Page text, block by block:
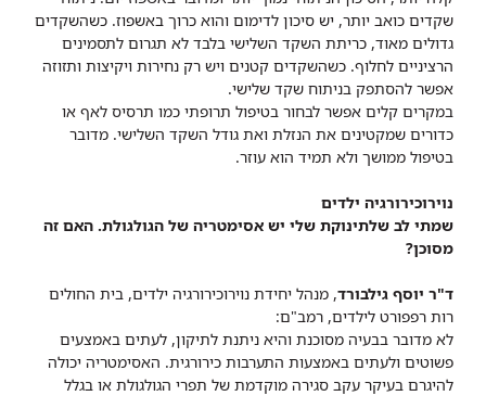
שקדים כואב יותר, יש סיכון לדימום והוא כרוך באשפוז. כשהשקדים
גדולים מאוד, כריתת השקד השלישי בלבד לא תגרום לתסמינים
הרציניים לחלוף. כשהשקדים קטנים ויש רק נחירות ויקיצות ותזוזה
אפשר להסתפק בניתוח שקד שלישי.
במקרים קלים אפשר לבחור בטיפול תרופתי כמו תרסיס לאף או
כדורים שמקטינים את הנזלת ואת גודל השקד השלישי. מדובר
בטיפול ממושך ולא תמיד הוא עוזר.
נוירוכירורגיה ילדים
שמתי לב שלתינוקת שלי יש אסימטריה של הגולגולת. האם זה
מסוכן?
ד"ר יוסף גילבורד, מנהל יחידת נוירוכירורגיה ילדים, בית החולים
רות רפפורט לילדים, רמב"ם:
לא מדובר בבעיה מסוכנת והיא ניתנת לתיקון, לעתים באמצעים
פשוטים ולעתים באמצעות התערבות כירורגית. האסימטריה יכולה
להיגרם בעיקר עקב סגירה מוקדמת של תפרי הגולגולת או בגלל